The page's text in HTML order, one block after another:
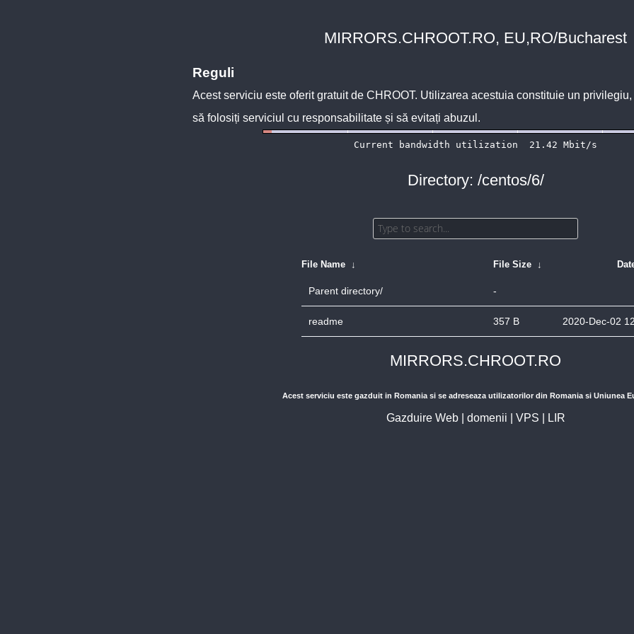
MIRRORS.CHROOT.RO, EU,RO/Bucharest
Reguli
Acest serviciu este oferit gratuit de CHROOT. Utilizarea acestuia constituie un
să folosiți serviciul cu responsabilitate și să evitați abuzul.
Directory: /centos/6/
File Name ↓ File Size ↓
Parent directory/ -
readme 357 B 2020-Dec-02
MIRRORS.CHROOT.RO
Acest serviciu este gazduit in Romania si se adreseaza utilizatorilor din Romania si Uniunea
Gazduire Web| domenii VPS LIR